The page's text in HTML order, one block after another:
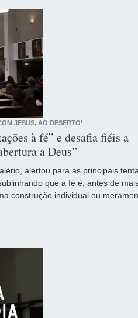
JESUS, AO DESERTO’
à fé” e desafia fiéis a
a Deus”
alertou para as principais
que a fé é, antes de
construção individual ou